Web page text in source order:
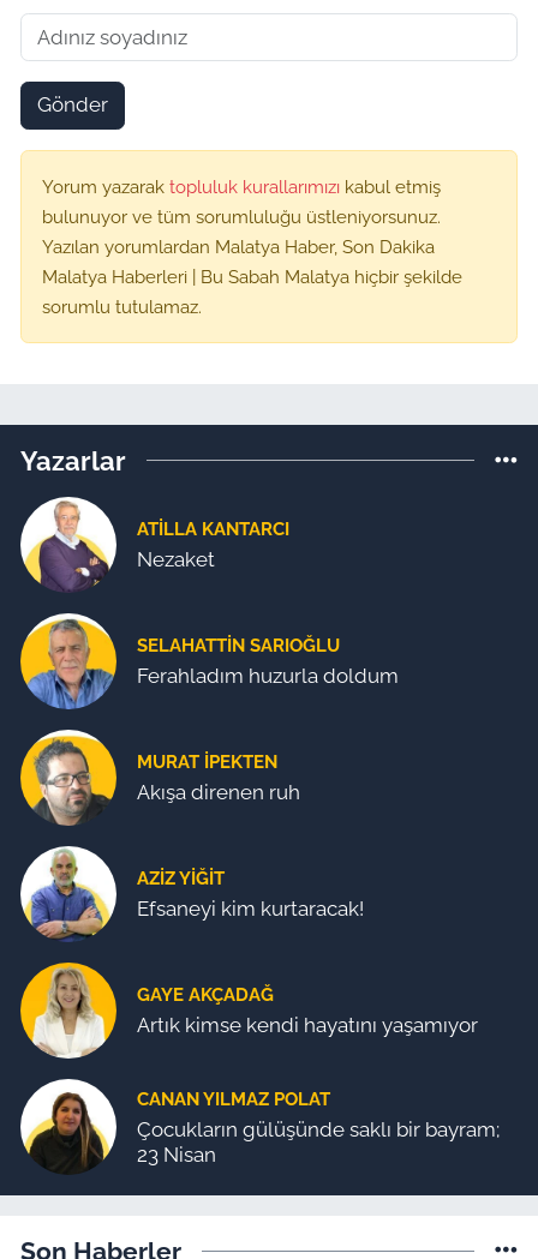
Gönder
Yorum yazarak topluluk kurallarımızı kabul etmiş
bulunuyor ve tüm sorumluluğu üstleniyorsunuz.
Yazılan yorumlardan Malatya Haber, Son Dakika
Malatya Haberleri | Bu Sabah Malatya hiçbir şekilde
sorumlu tutulamaz.
Yazarlar
ATILLA KANTARCI
Nezaket
SELAHATTIN SARIOĞLU
Ferahladım huzurla doldum
MURAT İPEKTEN
Akışa direnen ruh
AZIZ YIĞIT
Efsaneyi kim kurtaracak!
GAYE AKÇADAĞ
Artık kimse kendi hayatını yaşamıyor
CANAN YILMAZ POLAT
Çocukların gülüşünde saklı bir bayram;
23 Nisan
Son Haberler